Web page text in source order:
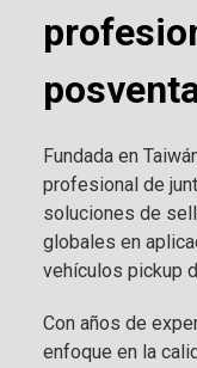
Fundada en
profesional de
soluciones de
globales en
vehículos pickup
Con años de
enfoque en la